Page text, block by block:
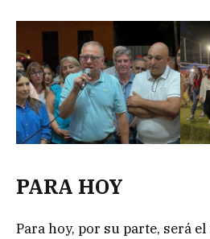
PARA HOY
Para hoy, por su parte, será